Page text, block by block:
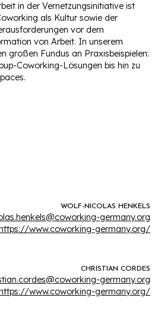
in der Vernetzungsinitiative ist
als Kultur sowie der
vor dem
von Arbeit. In unserem
großen Fundus an Praxisbeispielen:
Coworking-Lösungen bis hin zu
WOLF-NICOLAS HENKELS
germany.org
www.coworking-germany.org/
CHRISTIAN CORDES
germany.org
www.coworking-germany.org/